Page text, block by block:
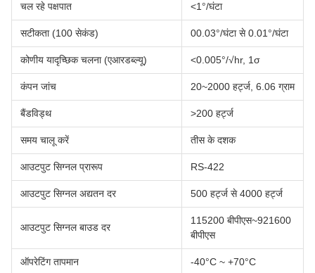
चल रहे पक्षपात <1°/घंटा
सटीकता (100 सेकंड) 00.03°/घंटा से 0.01°/घंटा
कोणीय यादृच्छिक चलना (एआरडब्ल्यू) <0.005°/√hr, 1σ
कंपन जांच 20~2000 हर्ट्ज, 6.06 ग्राम
बैंडविड्थ >200 हर्ट्ज
समय चालू करें तीस के दशक
आउटपुट सिग्नल प्रारूप RS-422
आउटपुट सिग्नल अद्यतन दर 500 हर्ट्ज से 4000 हर्ट्ज
आउटपुट सिग्नल बाउड दर
115200 बीपीएस~921600
बीपीएस
ऑपरेटिंग तापमान -40°C ~ +70°C